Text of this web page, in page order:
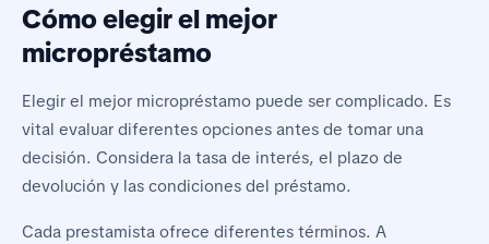
Cómo elegir el mejor
micropréstamo
Elegir el mejor micropréstamo puede ser complicado. Es
vital evaluar diferentes opciones antes de tomar una
decisión. Considera la tasa de interés, el plazo de
devolución y las condiciones del préstamo.
Cada prestamista ofrece diferentes términos. A